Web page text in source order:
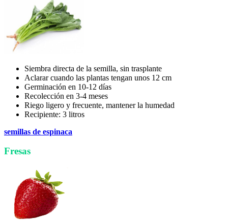
Siembra directa de la semilla, sin trasplante
Aclarar cuando las plantas tengan unos 12 cm
Germinación en 10-12 días
Recolección en 3-4 meses
Riego ligero y frecuente, mantener la humedad
Recipiente: 3 litros
semillas de espinaca
Fresas